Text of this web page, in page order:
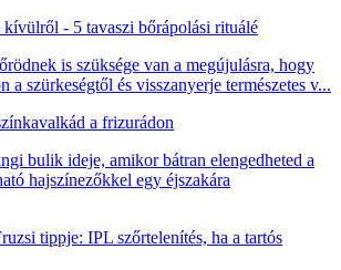
kívülről - 5 tavaszi bőrápolási rituálé
is szüksége van a megújulásra, hogy
a szürkeségtől és visszanyerje természetes v...
a frizurádon
bulik ideje, amikor bátran elengedheted a
hajszínezőkkel egy éjszakára
tippje: IPL szőrtelenítés, ha a tartós